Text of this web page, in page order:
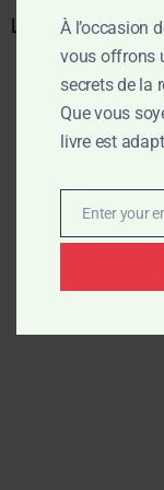
La GPEC c’est la
À l’occasion
vous offrons
secrets de la
Que vous
livre est
Email
Enter your